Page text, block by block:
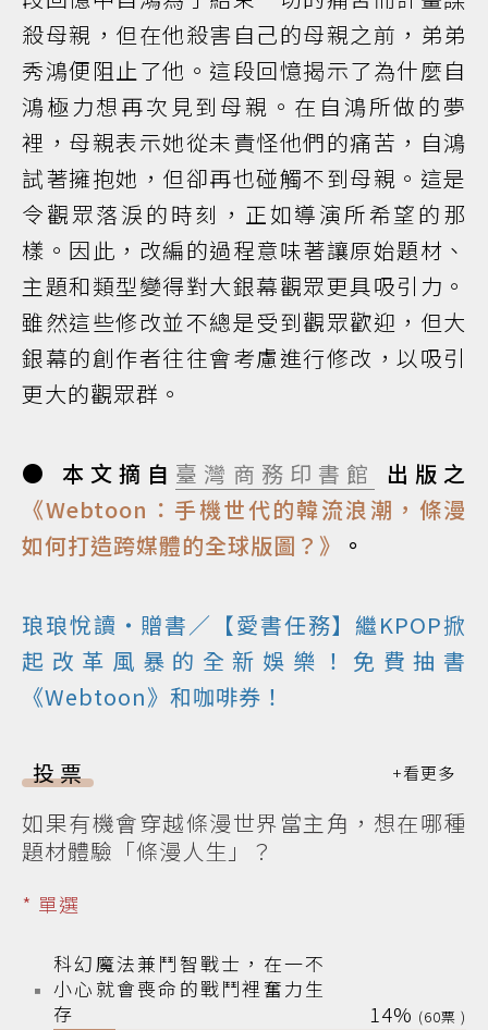
殺母親，但在他殺害自己的母親之前，弟弟
秀鴻便阻止了他。這段回憶揭示了為什麼自
鴻極力想再次見到母親。在自鴻所做的夢
裡，母親表示她從未責怪他們的痛苦，自鴻
試著擁抱她，但卻再也碰觸不到母親。這是
令觀眾落淚的時刻，正如導演所希望的那
樣。因此，改編的過程意味著讓原始題材、
主題和類型變得對大銀幕觀眾更具吸引力。
雖然這些修改並不總是受到觀眾歡迎，但大
銀幕的創作者往往會考慮進行修改，以吸引
更大的觀眾群。
● 本文摘自 臺灣商務印書館
出版之
《Webtoon：手機世代的韓流浪潮，條漫
如何打造跨媒體的全球版圖？》
。
琅琅悅讀‧贈書／【愛書任務】繼KPOP掀
起改革風暴的全新娛樂！免費抽書
《Webtoon》和咖啡券！
投票
如果有機會穿越條漫世界當主角，想在哪種
題材體驗「條漫人生」？
* 單選
科幻魔法兼鬥智戰士，在一不
小心就會喪命的戰鬥裡奮力生
存
14% 60